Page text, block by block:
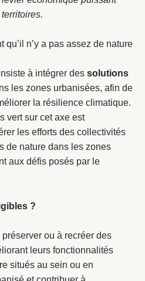
n’y a pas assez de nature
à intégrer des solutions
les zones urbanisées, afin de
la résilience climatique.
vert sur cet axe est
les efforts des collectivités
de nature dans les zones
aux défis posés par le
?
ou à recréer des
leurs fonctionnalités
situés au sein ou en